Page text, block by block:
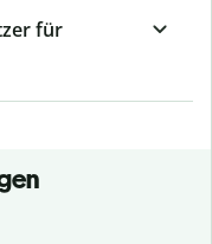
für